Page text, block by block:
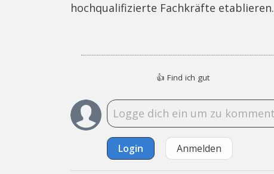
hochqualifizierte Fachkräfte etablieren.
👍 Find ich gut
Login Anmelden